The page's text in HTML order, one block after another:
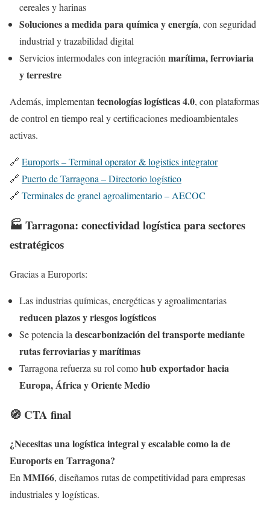
cereales y harinas
Soluciones a medida para química y energía, con seguridad
industrial y trazabilidad digital
Servicios intermodales con integraciónmarítima, ferroviaria
y terrestre
Además, implementantecnologías logísticas 4.0, con plataformas
de control en tiempo real y certificaciones medioambientales
activas.
🔗 Euroports – Terminal operator & logistics integrator
🔗 Puerto de Tarragona – Directorio logístico
🔗 Terminales de granel agroalimentario – AECOC
🏭 Tarragona: conectividad logística para sectores
estratégicos
Gracias a Euroports:
Las industrias químicas, energéticas y agroalimentarias
reducen plazos y riesgos logísticos
Se potencia la descarbonización del transporte mediante
rutas ferroviarias y marítimas
Tarragona refuerza su rol comohub exportador hacia
Europa, África y Oriente Medio
🧭 CTA final
¿Necesitas una logística integral y escalable como la de
Euroports en Tarragona?
EnMMI66, diseñamos rutas de competitividad para empresas
industriales y logísticas.